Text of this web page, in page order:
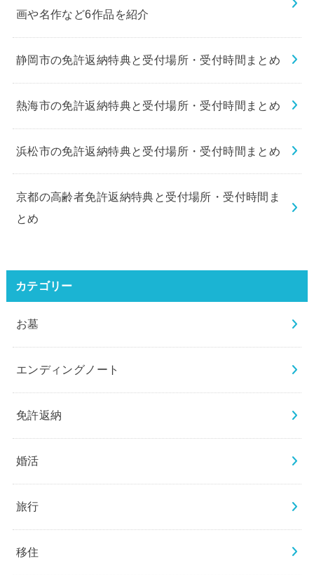
画や名作など6作品を紹介
静岡市の免許返納特典と受付場所・受付時間まとめ
熱海市の免許返納特典と受付場所・受付時間まとめ
浜松市の免許返納特典と受付場所・受付時間まとめ
京都の高齢者免許返納特典と受付場所・受付時間ま
とめ
カテゴリー
お墓
エンディングノート
免許返納
婚活
旅行
移住